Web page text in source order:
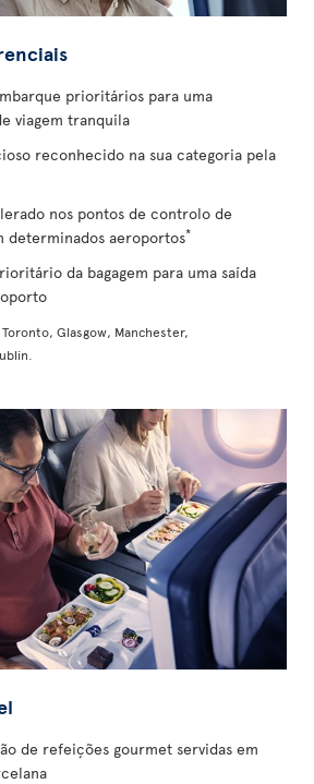
prioritários para uma
viagem tranquila
reconhecido na sua categoria pela
nos pontos de controlo de
determinados aeroportos*
da bagagem para uma saída
Glasgow, Manchester,
de refeições gourmet servidas em